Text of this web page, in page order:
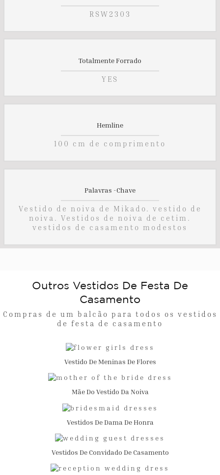
RSW2303
Totalmente Forrado
YES
Hemline
100 cm de comprimento
Palavras -chave
Vestido de noiva de Mikado. vestido de
noiva. Vestidos de noiva de cetim.
vestidos de casamento modestos
Outros Vestidos De Festa De
Casamento
Compras de um balcão para todos os vestidos
de festa de casamento
Vestido De Meninas De Flores
Mãe Do Vestido Da Noiva
Vestidos De Dama De Honra
Vestidos De Convidado De Casamento